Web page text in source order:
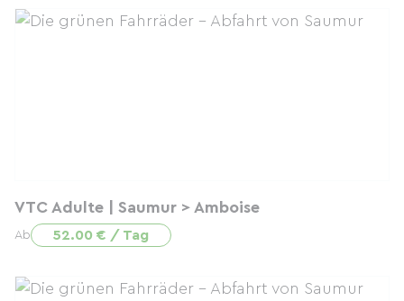
VTC Adulte | Saumur > Amboise
Ab 52.00 € / Tag